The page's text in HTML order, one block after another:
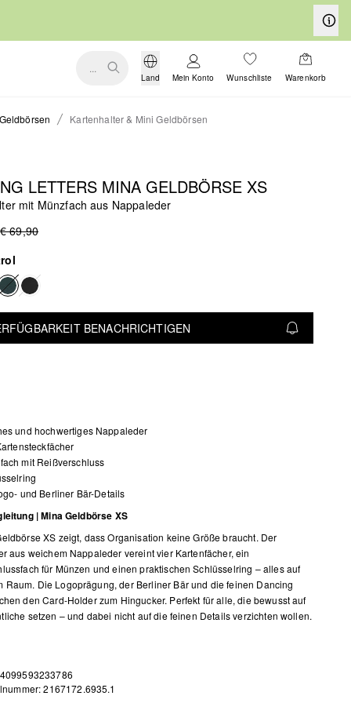
...
Land Mein Konto Wunschliste Warenkorb
Geldbörsen Kartenhalter & Mini Geldbörsen
LETTERS MINA GELDBÖRSE XS
mit Münzfach aus Nappaleder
€ 69,90
BENACHRICHTIGEN
und hochwertiges Nappaleder
mit Reißverschluss
und Berliner Bär-Details
| Mina Geldbörse XS
XS zeigt, dass Organisation keine Größe braucht. Der
aus weichem Nappaleder vereint vier Kartenfächer, ein
für Münzen und einen praktischen Schlüsselring – alles auf
Raum. Die Logoprägung, der Berliner Bär und die feinen Dancing
den Card-Holder zum Hingucker. Perfekt für alle, die bewusst auf
setzen – und dabei nicht auf die feinen Details verzichten wollen.
2167172.6935.1